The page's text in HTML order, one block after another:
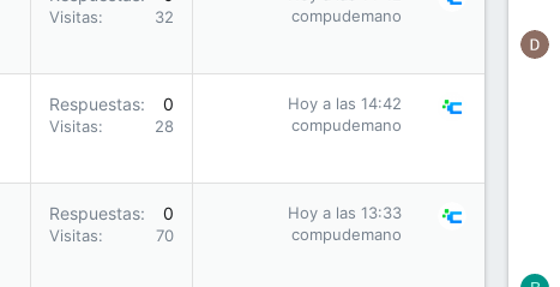
Visitas 32
compudemano
Respuestas 0
Visitas 28
Hoy a las 14:42
compudemano
Respuestas 0
Visitas 70
Hoy a las 13:33
compudemano